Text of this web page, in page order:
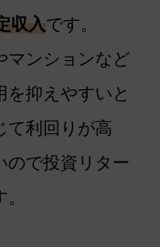
収入です。
マンションなど
を抑えやすいと
て利回りが高
ので投資リター